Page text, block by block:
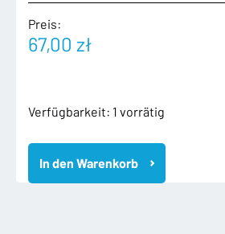
Preis:
67,00 zł
Verfügbarkeit: 1 vorrätig
1K0035191D
GOLF
JETTA
In den Warenkorb